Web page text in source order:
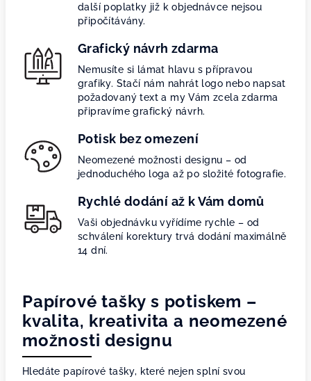
další poplatky již k objednávce nejsou
připočítávány.
Grafický návrh zdarma
Nemusíte si lámat hlavu s přípravou
grafiky. Stačí nám nahrát logo nebo napsat
požadovaný text a my Vám zcela zdarma
připravíme grafický návrh.
Potisk bez omezení
Neomezené možnosti designu – od
jednoduchého loga až po složité fotografie.
Rychlé dodání až k Vám domů
Vaši objednávku vyřídíme rychle – od
schválení korektury trvá dodání maximálně
14 dní.
Papírové tašky s potiskem –
kvalita, kreativita a neomezené
možnosti designu
Hledáte papírové tašky, které nejen splní svou